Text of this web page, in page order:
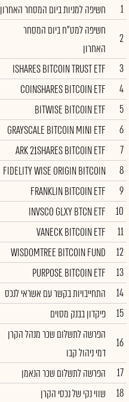
1 חשיפה למניות ביום המסחר האחרון
2
חשיפה למט"ח ביום המסחר
האחרון
3
ISHARES BITCOIN TRUST ETF
4
COINSHARES BITCOIN ETF
5
BITWISE BITCOIN ETF
6
GRAYSCALE BITCOIN MINI ETF
7
ARK 21SHARES BITCOIN ETF
8
FIDELITY WISE ORIGIN BITCOIN
9
FRANKLIN BITCOIN ETF
10
INVSCO GLXY BTCN ETF
11
VANECK BITCOIN ETF
12
WISDOMTREE BITCOIN FUND
13
PURPOSE BITCOIN ETF
14
התחייבויות בקשר עם אשראי לנכס
15
פיקדון בבנק מסוים
16
הפרשה לתשלום שכר מנהל הקרן
דמי ניהול קבו
17
הפרשה לתשלום שכר הנאמן
18
שווי נקי של נכסי הקרן